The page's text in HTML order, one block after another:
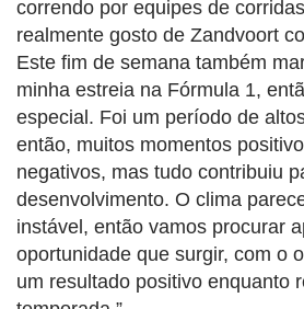
correndo por equipes de
realmente gosto de Zandvoort
Este fim de semana também
minha estreia na Fórmula 1,
especial. Foi um período de
então, muitos momentos
negativos, mas tudo contribuiu
desenvolvimento. O clima
instável, então vamos procurar
oportunidade que surgir, com o
um resultado positivo enquanto